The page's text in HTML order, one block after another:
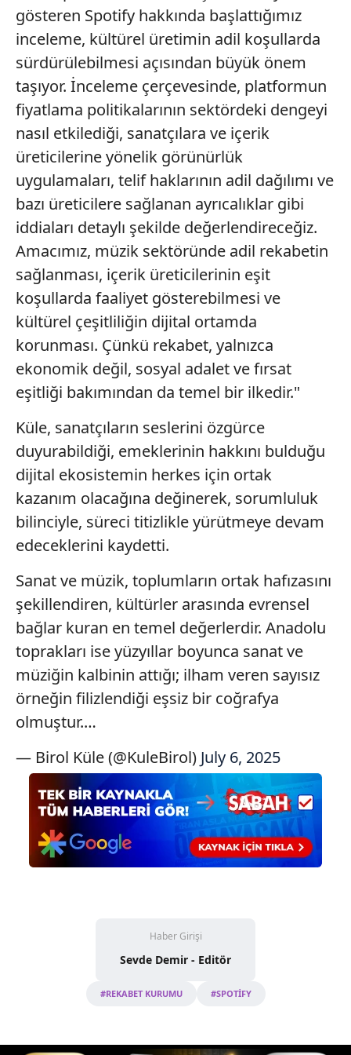
gösteren Spotify hakkında başlattığımız
inceleme, kültürel üretimin adil koşullarda
sürdürülebilmesi açısından büyük önem
taşıyor. İnceleme çerçevesinde, platformun
fiyatlama politikalarının sektördeki dengeyi
nasıl etkilediği, sanatçılara ve içerik
üreticilerine yönelik görünürlük
uygulamaları, telif haklarının adil dağılımı ve
bazı üreticilere sağlanan ayrıcalıklar gibi
iddiaları detaylı şekilde değerlendireceğiz.
Amacımız, müzik sektöründe adil rekabetin
sağlanması, içerik üreticilerinin eşit
koşullarda faaliyet gösterebilmesi ve
kültürel çeşitliliğin dijital ortamda
korunması. Çünkü rekabet, yalnızca
ekonomik değil, sosyal adalet ve fırsat
eşitliği bakımından da temel bir ilkedir."
Küle, sanatçıların seslerini özgürce
duyurabildiği, emeklerinin hakkını bulduğu
dijital ekosistemin herkes için ortak
kazanım olacağına değinerek, sorumluluk
bilinciyle, süreci titizlikle yürütmeye devam
edeceklerini kaydetti.
Sanat ve müzik, toplumların ortak hafızasını
şekillendiren, kültürler arasında evrensel
bağlar kuran en temel değerlerdir. Anadolu
toprakları ise yüzyıllar boyunca sanat ve
müziğin kalbinin attığı; ilham veren sayısız
örneğin filizlendiği eşsiz bir coğrafya
olmuştur.…
— Birol Küle (@KuleBirol) July 6, 2025
Haber Girişi
Sevde Demir - Editör
#REKABET KURUMU #SPOTİFY